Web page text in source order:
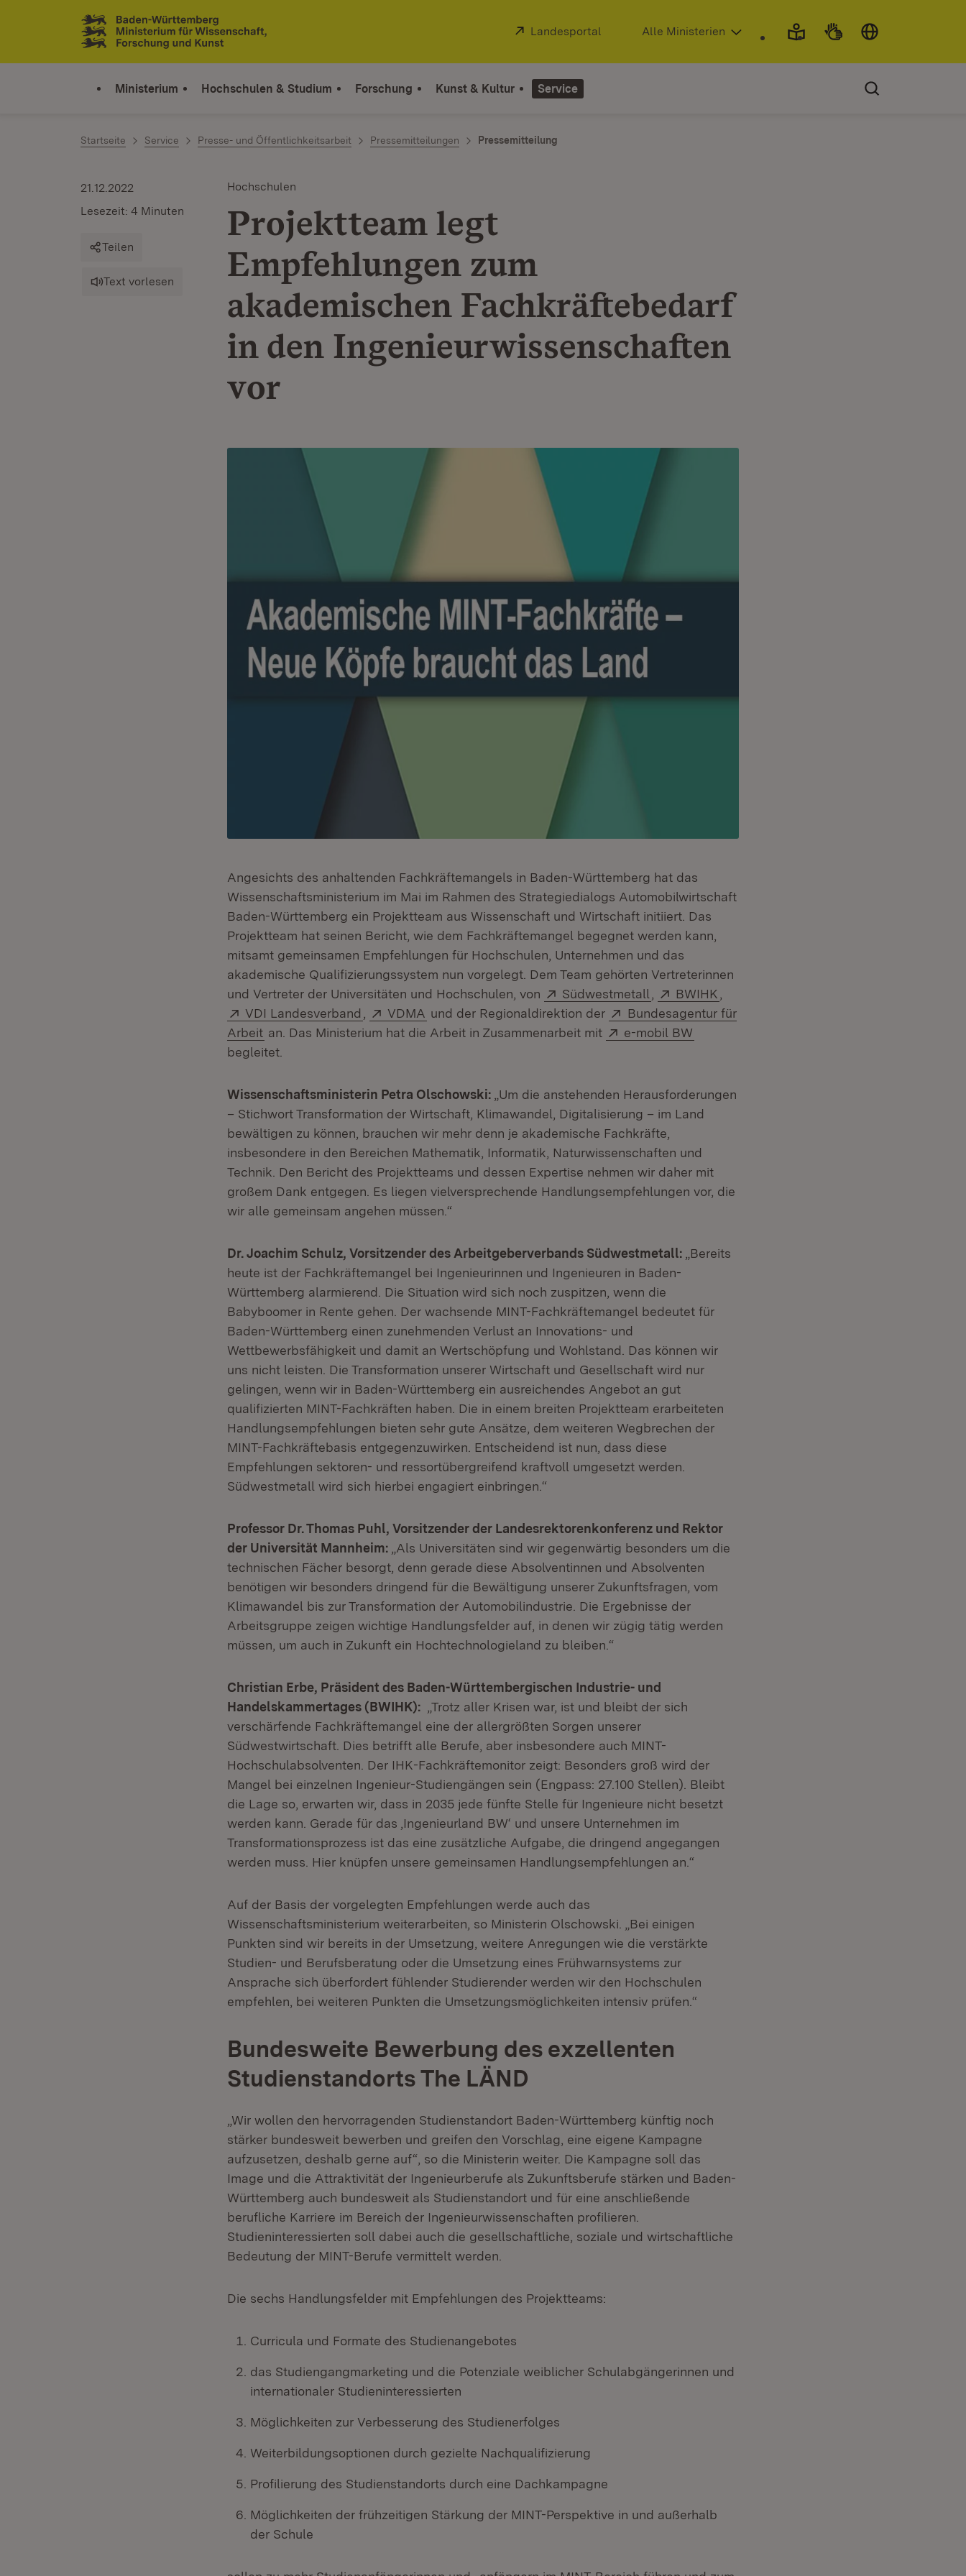
Zum Inhalt springen
Link zur Startseite
Extern:
Landesportal (Öffnet in neuem Fenster)
Alle Ministerien
Ministerium Hochschulen & Studium Forschung Kunst & Kultur Service
Startseite Service Presse- und Öffentlichkeitsarbeit Pressemitteilungen Pressemitteilung
Hochschulen
Projektteam legt
Empfehlungen zum
akademischen Fachkräftebedarf
in den Ingenieurwissenschaften
vor
21.12.2022
Lesezeit: 4 Minuten
Teilen
Text vorlesen
Angesichts des anhaltenden Fachkräftemangels in Baden-Württemberg hat das
Wissenschaftsministerium im Mai im Rahmen des Strategiedialogs Automobilwirtschaft
Baden-Württemberg ein Projektteam aus Wissenschaft und Wirtschaft initiiert. Das
Projektteam hat seinen Bericht, wie dem Fachkräftemangel begegnet werden kann,
mitsamt gemeinsamen Empfehlungen für Hochschulen, Unternehmen und das
akademische Qualifizierungssystem nun vorgelegt. Dem Team gehörten Vertreterinnen
und Vertreter der Universitäten und Hochschulen, von
Extern:
Südwestmetall (Öffnet in neuem Fenster)
Extern:
BWIHK
Extern:
VDI Landesverband (Öffnet in neuem Fenster)
Extern:
VDMA (Öffnet in neuem Fenster)
und der Regionaldirektion der Extern:
Bundesagentur für
Arbeit (Öffnet in neuem Fenster)
an. Das Ministerium hat die Arbeit in Zusammenarbeit mit Extern:
e-mobil BW
begleitet.
Wissenschaftsministerin Petra Olschowski: „Um die anstehenden Herausforderungen
– Stichwort Transformation der Wirtschaft, Klimawandel, Digitalisierung – im Land
bewältigen zu können, brauchen wir mehr denn je akademische Fachkräfte,
insbesondere in den Bereichen Mathematik, Informatik, Naturwissenschaften und
Technik. Den Bericht des Projektteams und dessen Expertise nehmen wir daher mit
großem Dank entgegen. Es liegen vielversprechende Handlungsempfehlungen vor, die
wir alle gemeinsam angehen müssen.“
Dr. Joachim Schulz, Vorsitzender des Arbeitgeberverbands Südwestmetall: „Bereits
heute ist der Fachkräftemangel bei Ingenieurinnen und Ingenieuren in Baden-
Württemberg alarmierend. Die Situation wird sich noch zuspitzen, wenn die
Babyboomer in Rente gehen. Der wachsende MINT-Fachkräftemangel bedeutet für
Baden-Württemberg einen zunehmenden Verlust an Innovations- und
Wettbewerbsfähigkeit und damit an Wertschöpfung und Wohlstand. Das können wir
uns nicht leisten. Die Transformation unserer Wirtschaft und Gesellschaft wird nur
gelingen, wenn wir in Baden-Württemberg ein ausreichendes Angebot an gut
qualifizierten MINT-Fachkräften haben. Die in einem breiten Projektteam erarbeiteten
Handlungsempfehlungen bieten sehr gute Ansätze, dem weiteren Wegbrechen der
MINT-Fachkräftebasis entgegenzuwirken. Entscheidend ist nun, dass diese
Empfehlungen sektoren- und ressortübergreifend kraftvoll umgesetzt werden.
Südwestmetall wird sich hierbei engagiert einbringen.“
Professor Dr. Thomas Puhl, Vorsitzender der Landesrektorenkonferenz und Rektor
der Universität Mannheim: „Als Universitäten sind wir gegenwärtig besonders um die
technischen Fächer besorgt, denn gerade diese Absolventinnen und Absolventen
benötigen wir besonders dringend für die Bewältigung unserer Zukunftsfragen, vom
Klimawandel bis zur Transformation der Automobilindustrie. Die Ergebnisse der
Arbeitsgruppe zeigen wichtige Handlungsfelder auf, in denen wir zügig tätig werden
müssen, um auch in Zukunft ein Hochtechnologieland zu bleiben.“
Christian Erbe, Präsident des Baden-Württembergischen Industrie- und
Handelskammertages (BWIHK): „Trotz aller Krisen war, ist und bleibt der sich
verschärfende Fachkräftemangel eine der allergrößten Sorgen unserer
Südwestwirtschaft. Dies betrifft alle Berufe, aber insbesondere auch MINT-
Hochschulabsolventen. Der IHK-Fachkräfte­monitor zeigt: Besonders groß wird der
Mangel bei einzelnen Ingenieur-Studiengängen sein (Engpass: 27.100 Stellen). Bleibt
die Lage so, erwarten wir, dass in 2035 jede fünfte Stelle für Ingenieure nicht besetzt
werden kann. Gerade für das ‚Ingenieurland BW‘ und unsere Unternehmen im
Transformationsprozess ist das eine zusätzliche Aufgabe, die dringend angegangen
werden muss. Hier knüpfen unsere gemeinsamen Handlungsempfehlungen an.“
Auf der Basis der vorgelegten Empfehlungen werde auch das
Wissenschaftsministerium weiterarbeiten, so Ministerin Olschowski. „Bei einigen
Punkten sind wir bereits in der Umsetzung, weitere Anregungen wie die verstärkte
Studien- und Berufsberatung oder die Umsetzung eines Frühwarnsystems zur
Ansprache sich überfordert fühlender Studierender werden wir den Hochschulen
empfehlen, bei weiteren Punkten die Umsetzungsmöglichkeiten intensiv prüfen.“
Bundesweite Bewerbung des exzellenten
Studienstandorts The LÄND
„Wir wollen den hervorragenden Studienstandort Baden-Württemberg künftig noch
stärker bundesweit bewerben und greifen den Vorschlag, eine eigene Kampagne
aufzusetzen, deshalb gerne auf“, so die Ministerin weiter. Die Kampagne soll das
Image und die Attraktivität der Ingenieurberufe als Zukunftsberufe stärken und Baden-
Württemberg auch bundesweit als Studienstandort und für eine anschließende
berufliche Karriere im Bereich der Ingenieurwissenschaften profilieren.
Studieninteressierten soll dabei auch die gesellschaftliche, soziale und wirtschaftliche
Bedeutung der MINT-Berufe vermittelt werden.
Die sechs Handlungsfelder mit Empfehlungen des Projektteams:
Curricula und Formate des Studienangebotes
das Studiengangmarketing und die Potenziale weiblicher Schulabgängerinnen und
internationaler Studieninteressierten
Möglichkeiten zur Verbesserung des Studienerfolges
Weiterbildungsoptionen durch gezielte Nachqualifizierung
Profilierung des Studienstandorts durch eine Dachkampagne
Möglichkeiten der frühzeitigen Stärkung der MINT-Perspektive in und außerhalb
der Schule